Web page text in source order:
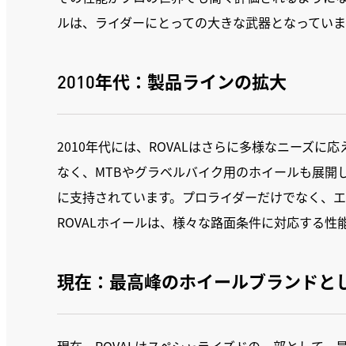
ルは、ライダーにとっての大きな武器となっていま
2010年代：製品ラインの拡大
2010年代には、ROVALはさらに多様なニーズに
なく、MTBやグラベルバイク用のホイールも展
に支持されています。プロライダーだけでなく、
ROVALホイールは、様々な路面条件に対応する性
現在：最高峰のホイールブランドと